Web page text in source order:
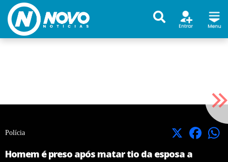
Polícia X Facebook
Homem é preso após matar tio da esposa a